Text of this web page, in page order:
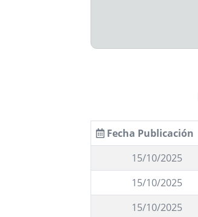
Fecha Publicación
15/10/2025
15/10/2025
15/10/2025